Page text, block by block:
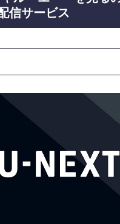
信サービス